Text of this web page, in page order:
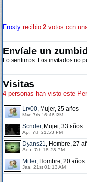
Frosty recibio 2 votos con
Envíale un
Lo sentimos. Los invitados no
Visitas
4 personas han visto este
Lrv00, Mujer, 25 años
Mar. 7th 16:46 PM
Sonder, Mujer, 33 años
Apr. 7th 21:53 PM
Dyans21, Hombre, 27
Sep. 7th 18:23 PM
Miller, Hombre, 20 años
Jan. 21st 01:13 AM